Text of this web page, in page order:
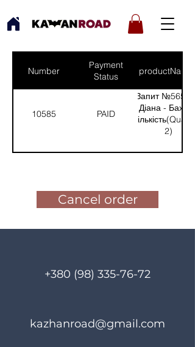
Number
Payment
Status
productNames
10585 PAID
Запит №565 від:
Діана - Бахмут
2)
Cancel order
+380 (98) 335-76-72
kazhanroad@gmail.com